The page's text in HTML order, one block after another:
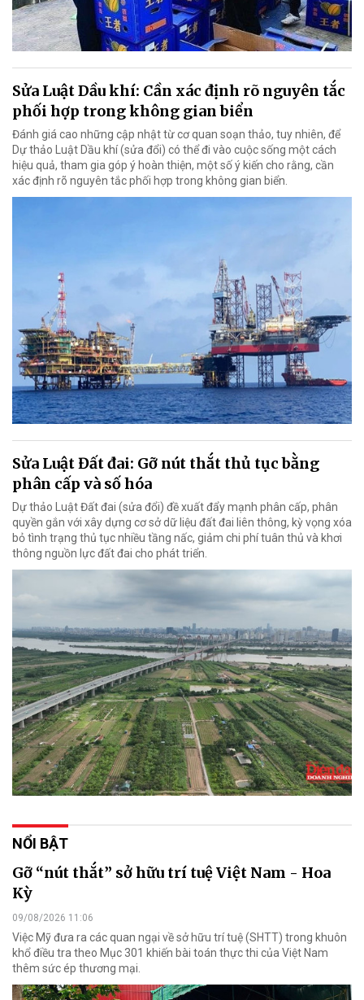
Sửa Luật Dầu khí: Cần xác định rõ nguyên tắc
phối hợp trong không gian biển
Đánh giá cao những cập nhật từ cơ quan soạn thảo, tuy nhiên, để
Dự thảo Luật Dầu khí (sửa đổi) có thể đi vào cuộc sống một cách
hiệu quả, tham gia góp ý hoàn thiện, một số ý kiến cho rằng, cần
xác định rõ nguyên tắc phối hợp trong không gian biển.
Sửa Luật Đất đai: Gỡ nút thắt thủ tục bằng
phân cấp và số hóa
Dự thảo Luật Đất đai (sửa đổi) đề xuất đẩy mạnh phân cấp, phân
quyền gắn với xây dựng cơ sở dữ liệu đất đai liên thông, kỳ vọng xóa
bỏ tình trạng thủ tục nhiều tầng nấc, giảm chi phí tuân thủ và khơi
thông nguồn lực đất đai cho phát triển.
NỔI BẬT
Gỡ “nút thắt” sở hữu trí tuệ Việt Nam - Hoa
Kỳ
09/08/2026 11:06
Việc Mỹ đưa ra các quan ngại về sở hữu trí tuệ (SHTT) trong khuôn
khổ điều tra theo Mục 301 khiến bài toán thực thi của Việt Nam
thêm sức ép thương mại.